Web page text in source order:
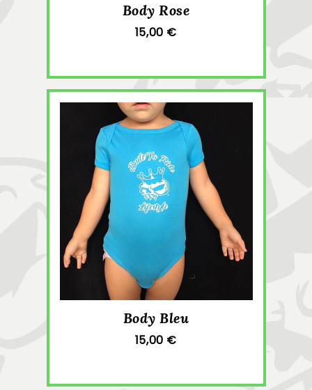
Body Rose
15,00 €
Body Bleu
15,00 €